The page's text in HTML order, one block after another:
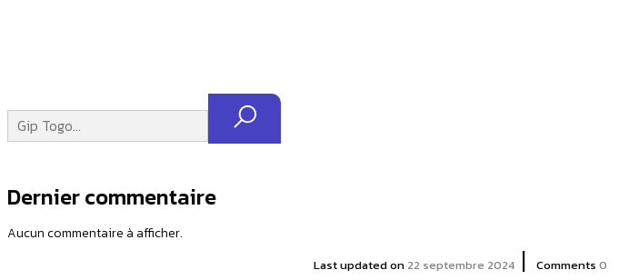
Dernier commentaire
Aucun commentaire à afficher.
Last updated on 22 septembre 2024 | Comments 0